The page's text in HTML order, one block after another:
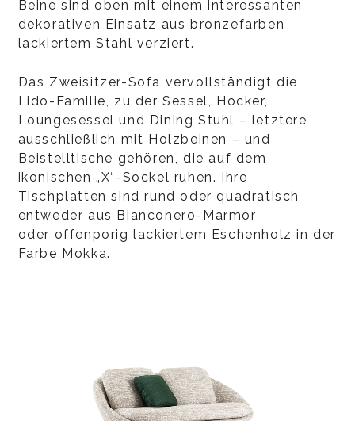
Beine sind oben mit einem interessanten
dekorativen Einsatz aus bronzefarben
lackiertem Stahl verziert.
Das Zweisitzer-Sofa vervollständigt die
Lido-Familie, zu der Sessel, Hocker,
Loungesessel und Dining Stuhl – letztere
ausschließlich mit Holzbeinen – und
Beistelltische gehören, die auf dem
ikonischen „X“-Sockel ruhen. Ihre
Tischplatten sind rund oder quadratisch
entweder aus Bianconero-Marmor
oder offenporig lackiertem Eschenholz in der
Farbe Mokka.